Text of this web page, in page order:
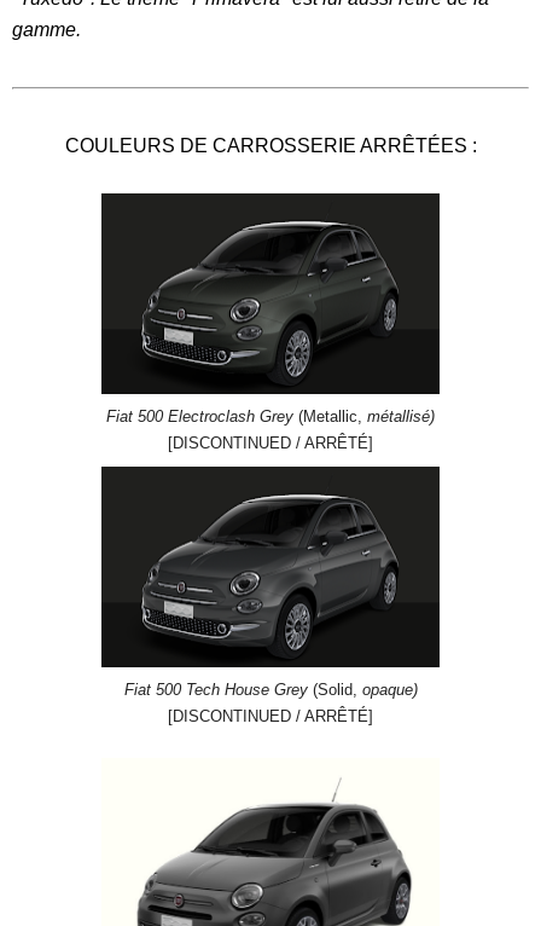
gamme.
COULEURS DE CARROSSERIE ARRÊTÉES :
Fiat 500 Electroclash Grey (Metallic, métallisé)
[DISCONTINUED / ARRÊTÉ]
Fiat 500 Tech House Grey (Solid, opaque)
[DISCONTINUED / ARRÊTÉ]